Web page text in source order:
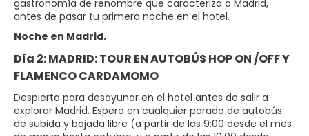
gastronomía de renombre que caracteriza a Madrid,
antes de pasar tu primera noche en el hotel.
Noche en Madrid.
Día 2: MADRID: TOUR EN AUTOBÚS HOP ON /OFF Y
FLAMENCO CARDAMOMO
Despierta para desayunar en el hotel antes de salir a
explorar Madrid. Espera en cualquier parada de autobús
de subida y bajada libre (a partir de las 9:00 desde el mes